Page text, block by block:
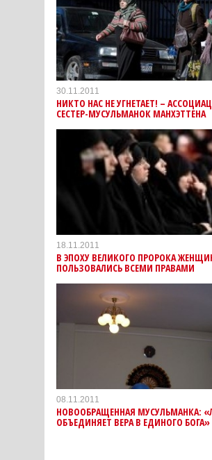
30.11.2011
НИКТО НАС НЕ УГНЕТАЕТ! –
СЕСТЕР-МУСУЛЬМАНОК МАНХЭТТЕНА
18.11.2011
В ЭПОХУ ВЕЛИКОГО ПРОРОКА
ПОЛЬЗОВАЛИСЬ ВСЕМИ ПРАВАМИ
08.11.2011
НОВООБРАЩЕННАЯ МУСУЛЬМАНКА:
ОБЪЕДИНЯЕТ ВЕРА В ЕДИНОГО БОГА»